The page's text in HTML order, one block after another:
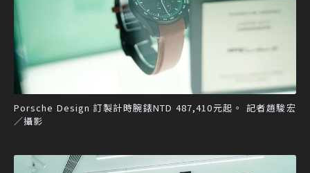
Porsche Design 訂製計時腕錶NTD 487,410元起。 記者趙駿宏
／攝影